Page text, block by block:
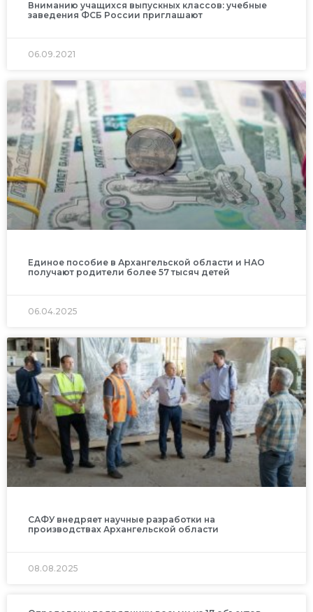
Вниманию учащихся выпускных классов: учебные
заведения ФСБ России приглашают
06.09.2021
Единое пособие в Архангельской области и НАО
получают родители более 57 тысяч детей
06.04.2025
САФУ внедряет научные разработки на
производствах Архангельской области
08.08.2025